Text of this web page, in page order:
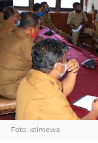
Foto: istimewa